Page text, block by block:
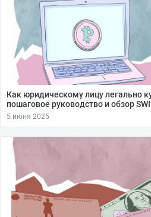
Как юридическому лицу легально
пошаговое руководство и обзор
5 июня 2025